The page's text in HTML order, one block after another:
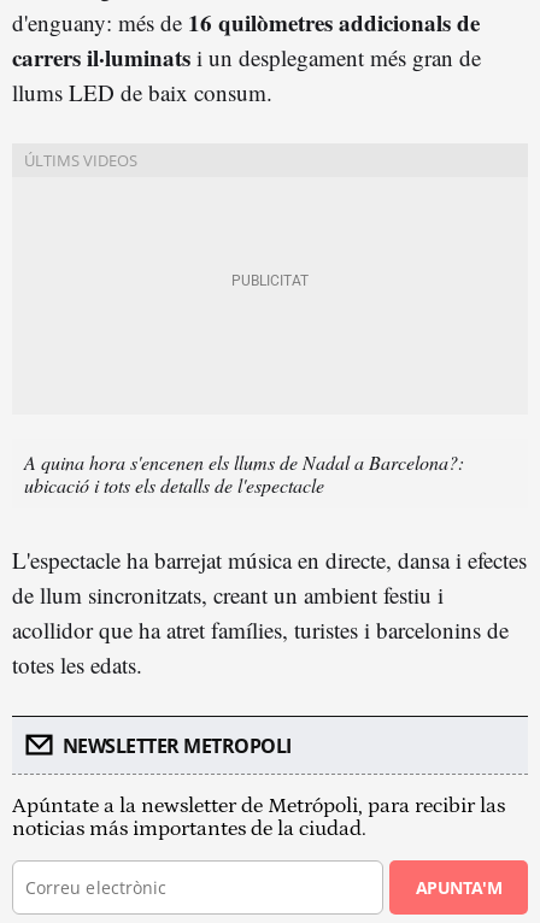
d'enguany: més de 16 quilòmetres addicionals de
carrers il·luminats i un desplegament més gran de
llums LED de baix consum.
A quina hora s'encenen els llums de Nadal a Barcelona?:
ubicació i tots els detalls de l'espectacle
L'espectacle ha barrejat música en directe, dansa i efectes
de llum sincronitzats, creant un ambient festiu i
acollidor que ha atret famílies, turistes i barcelonins de
totes les edats.
NEWSLETTER METROPOLI
Apúntate a la newsletter de Metrópoli, para recibir las
noticias más importantes de la ciudad.
APUNTA'M